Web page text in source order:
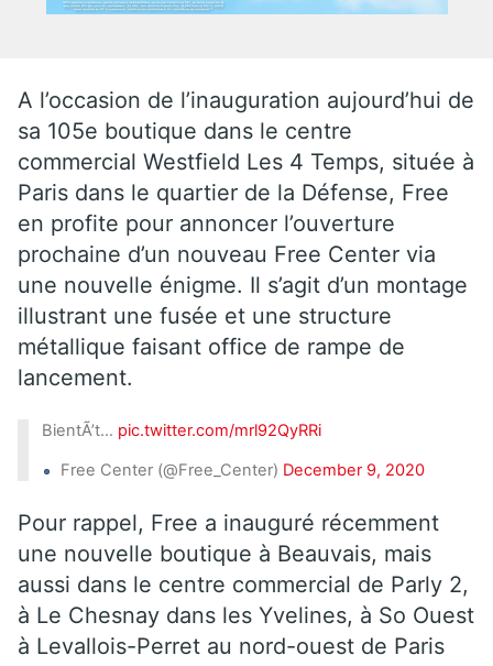
A l’occasion de l’inauguration aujourd’hui de
sa 105e boutique dans le centre
commercial Westfield Les 4 Temps, située à
Paris dans le quartier de la Défense, Free
en profite pour annoncer l’ouverture
prochaine d’un nouveau Free Center via
une nouvelle énigme. Il s’agit d’un montage
illustrant une fusée et une structure
métallique faisant office de rampe de
lancement.
BientÃ’t… pic.twitter.com/mrl92QyRRi
Free Center (@Free_Center) December 9, 2020
Pour rappel, Free a inauguré récemment
une nouvelle boutique à Beauvais, mais
aussi dans le centre commercial de Parly 2,
à Le Chesnay dans les Yvelines, à So Ouest
à Levallois-Perret au nord-ouest de Paris